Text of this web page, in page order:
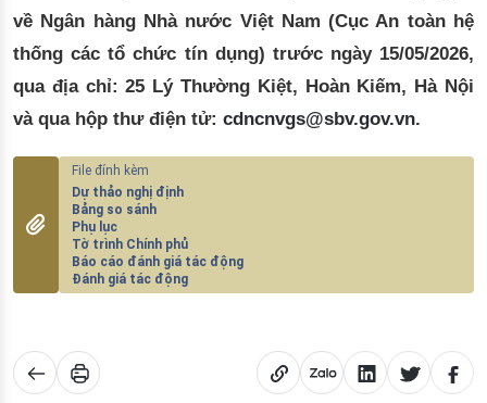
về Ngân hàng Nhà nước Việt Nam (Cục An toàn hệ
thống các tổ chức tín dụng) trước ngày 15/05/2026,
qua địa chỉ: 25 Lý Thường Kiệt, Hoàn Kiếm, Hà Nội
và qua hộp thư điện tử: cdncnvgs@sbv.gov.vn.
Dự thảo nghị định
Bảng so sánh
Phụ lục
Tờ trình Chính phủ
Báo cáo đánh giá tác động
Đánh giá tác động